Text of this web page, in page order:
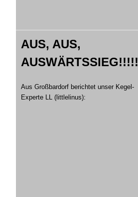
AUS, AUS,
AUSWÄRTSSIEG!!!!!
Aus Großbardorf berichtet unser Kegel-
Experte LL (littlelinus):